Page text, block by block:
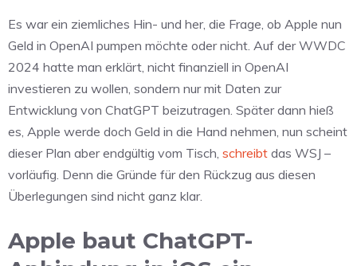
Es war ein ziemliches Hin- und her, die Frage, ob Apple nun
Geld in OpenAI pumpen möchte oder nicht. Auf der WWDC
2024 hatte man erklärt, nicht finanziell in OpenAI
investieren zu wollen, sondern nur mit Daten zur
Entwicklung von ChatGPT beizutragen. Später dann hieß
es, Apple werde doch Geld in die Hand nehmen, nun scheint
dieser Plan aber endgültig vom Tisch, schreibt das WSJ –
vorläufig. Denn die Gründe für den Rückzug aus diesen
Überlegungen sind nicht ganz klar.
Apple baut ChatGPT-